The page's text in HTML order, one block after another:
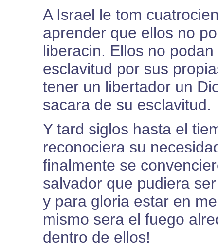
A Israel le tom
aprender que ellos no
liberacin. Ellos no
esclavitud por sus
tener un libertador un
sacara de su esclavitud.
Y tard siglos hasta el
reconociera su
finalmente se
salvador que pudiera
y para gloria estar en
mismo sera el fuego
dentro de ellos!